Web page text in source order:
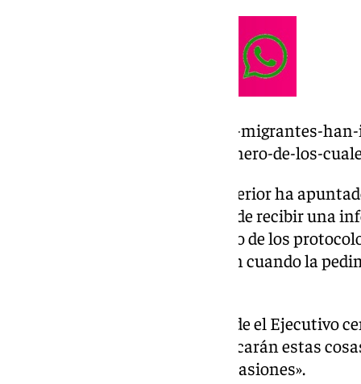
https://www.101tv.es/casi-800-migrantes-
irregularmente-desde-el-1-de-enero-de-los-
En este sentido, el titular de Interior ha
generar polémica política, sino de recibir una
para el correcto funcionamiento de los
información, luego nos la dieron cuando la
Además, Sanz ha dicho que desde el Ejecutivo
de este momento «sí se comunicarán estas
ya nos lo han dicho en varias ocasiones».